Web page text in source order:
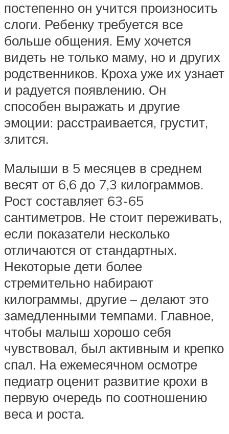
постепенно он учится произносить
слоги. Ребенку требуется все
больше общения. Ему хочется
видеть не только маму, но и других
родственников. Кроха уже их узнает
и радуется появлению. Он
способен выражать и другие
эмоции: расстраивается, грустит,
злится.
Малыши в 5 месяцев в среднем
весят от 6,6 до 7,3 килограммов.
Рост составляет 63-65
сантиметров. Не стоит переживать,
если показатели несколько
отличаются от стандартных.
Некоторые дети более
стремительно набирают
килограммы, другие – делают это
замедленными темпами. Главное,
чтобы малыш хорошо себя
чувствовал, был активным и крепко
спал. На ежемесячном осмотре
педиатр оценит развитие крохи в
первую очередь по соотношению
веса и роста.